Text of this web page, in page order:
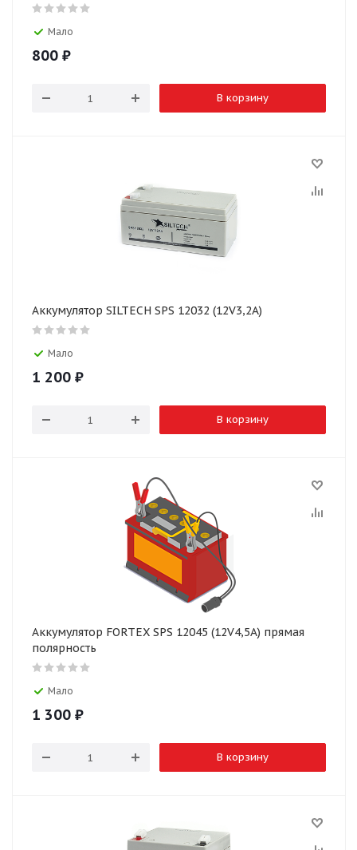
Мало
800 ₽
В корзину
Аккумулятор SILTECH SPS 12032 (12V3,2A)
Мало
1 200 ₽
В корзину
Аккумулятор FORTEX SPS 12045 (12V4,5A) прямая
полярность
Мало
1 300 ₽
В корзину